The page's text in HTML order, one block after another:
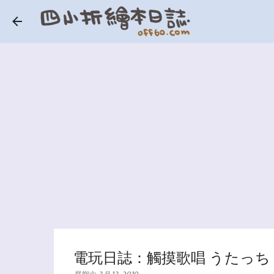
電玩日誌：觸摸歌唱 うたっち